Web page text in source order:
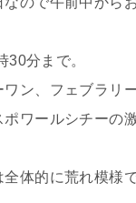
30分まで。
ン、フェブラリ
ポワールシチーの
体的に荒れ模様で